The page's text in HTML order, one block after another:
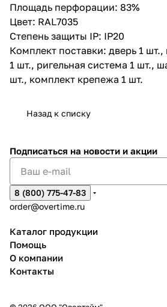
Площадь перфорации: 83%
Цвет: RAL7035
Степень защиты IP: IP20
Комплект поставки: дверь 1
1 шт., ригельная система 1 шт.,
шт., комплект крепежа 1 шт.
Назад к списку
Подписаться на новости и акции
8 (800) 775-47-83
order@overtime.ru
Каталог продукции
Помощь
О компании
Контакты